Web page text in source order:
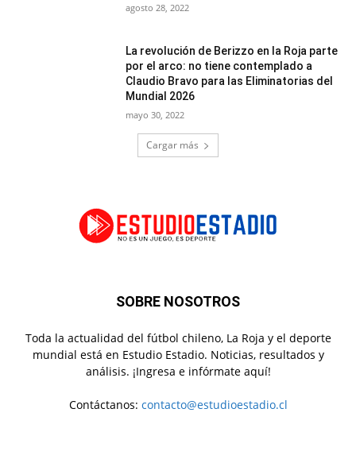
agosto 28, 2022
La revolución de Berizzo en la Roja parte
por el arco: no tiene contemplado a
Claudio Bravo para las Eliminatorias del
Mundial 2026
mayo 30, 2022
Cargar más
SOBRE NOSOTROS
Toda la actualidad del fútbol chileno, La Roja y el deporte
mundial está en Estudio Estadio. Noticias, resultados y
análisis. ¡Ingresa e infórmate aquí!
Contáctanos: contacto@estudioestadio.cl